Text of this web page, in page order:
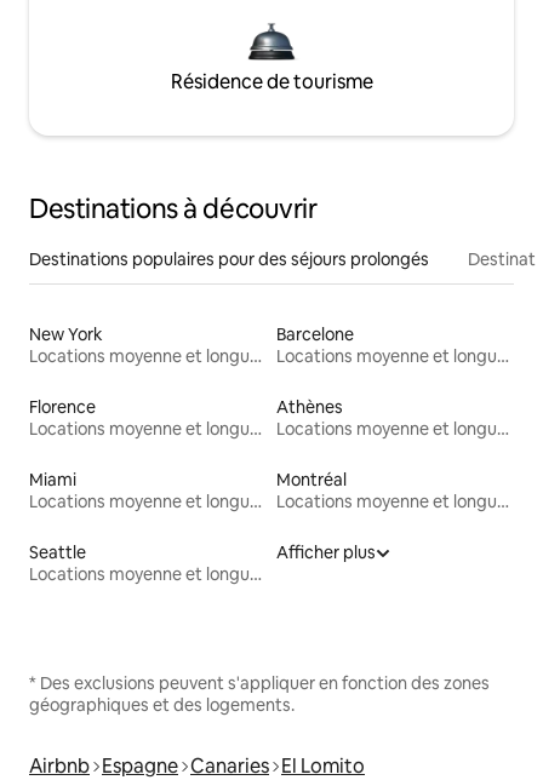
Résidence de tourisme
Destinations à découvrir
Destinations populaires pour des séjours prolongés
New York
Locations moyenne et longue durée
Barcelone
Locations moyenne et longue durée
Florence
Locations moyenne et longue durée
Athènes
Locations moyenne et longue durée
Miami
Locations moyenne et longue durée
Montréal
Locations moyenne et longue durée
Seattle
Locations moyenne et longue durée
Afficher plus
* Des exclusions peuvent s'appliquer en fonction des zones
géographiques et des logements.
Airbnb Espagne Canaries El Lomito